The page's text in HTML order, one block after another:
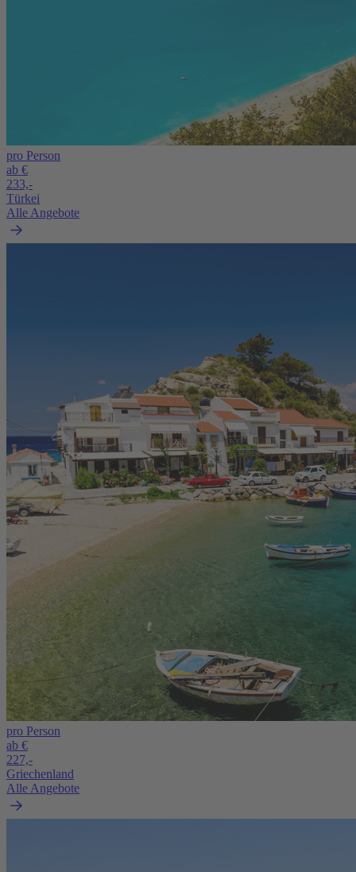
pro Person
ab €
233,-
Türkei
Alle Angebote
pro Person
ab €
227,-
Griechenland
Alle Angebote